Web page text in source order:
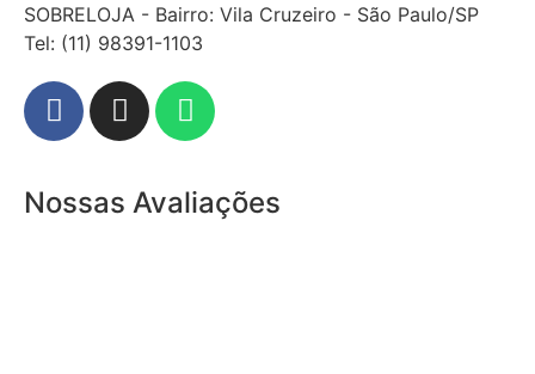
SOBRELOJA - Bairro: Vila Cruzeiro - São Paulo/SP
​​​​​​​​​​​​​​​​​​​​Tel: (11) 98391-1103
Nossas Avaliações